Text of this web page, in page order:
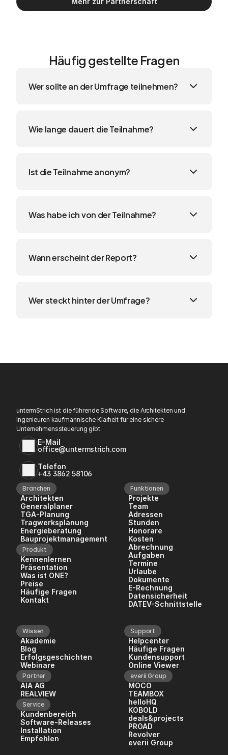
Häufig gestellte Fragen
Wer sollte an der Umfrage teilnehmen?
Wie lange dauert die Teilnahme?
Ist die Teilnahme anonym?
Was habe ich von der Teilnahme?
Wann erscheint der Report?
Wer steckt hinter der Umfrage?
untermStrich ist die führende Software, die Architekten und
Ingenieuren kaufmännische Klarheit für eine sichere
Unternehmenssteuerung gibt.
E-Mail
office@untermstrich.com
Telefon
+43 3862 58106
Branchen
Architekten
Generalplaner
TGA-Planung
Tragwerksplanung
Energieberatung
Bauprojektmanagement
Produkt
Kennenlernen
Präsentation
Was ist ONE?
Preise
Häufige Fragen
Kontakt
Funktionen
Projekte
Team
Adressen
Stunden
Honorare
Kosten
Abrechnung
Aufgaben
Termine
Urlaube
Dokumente
E-Rechnung
Datensicherheit
DATEV-Schnittstelle
Wissen
Akademie
Blog
Erfolgsgeschichten
Webinare
Partner
AIA AG
REALVIEW
Service
Kundenbereich
Software-Releases
Installation
Empfehlen
Support
Helpcenter
Häufige Fragen
Kundensupport
Online Viewer
everii Group
MOCO
TEAMBOX
helloHQ
KOBOLD
deals&projects
PROAD
Revolver
everii Group